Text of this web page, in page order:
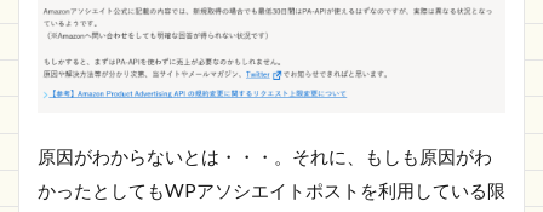
原因がわからないとは・・・。それに、もしも原因がわ
かったとしてもWPアソシエイトポストを利用している限